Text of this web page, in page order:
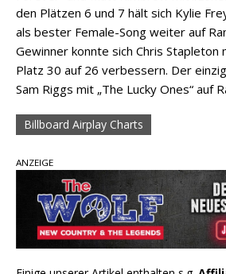
den Plätzen 6 und 7 hält sich Kylie
als bester Female-Song weiter auf
Gewinner konnte sich Chris Stapleton
Platz 30 auf 26 verbessern. Der
Sam Riggs mit „The Lucky Ones“ auf
Billboard Airplay Charts
ANZEIGE